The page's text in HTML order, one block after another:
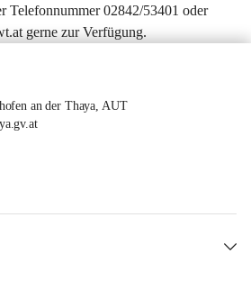
Telefonnummer 02842/53401 oder
gerne zur Verfügung.
an der Thaya, AUT